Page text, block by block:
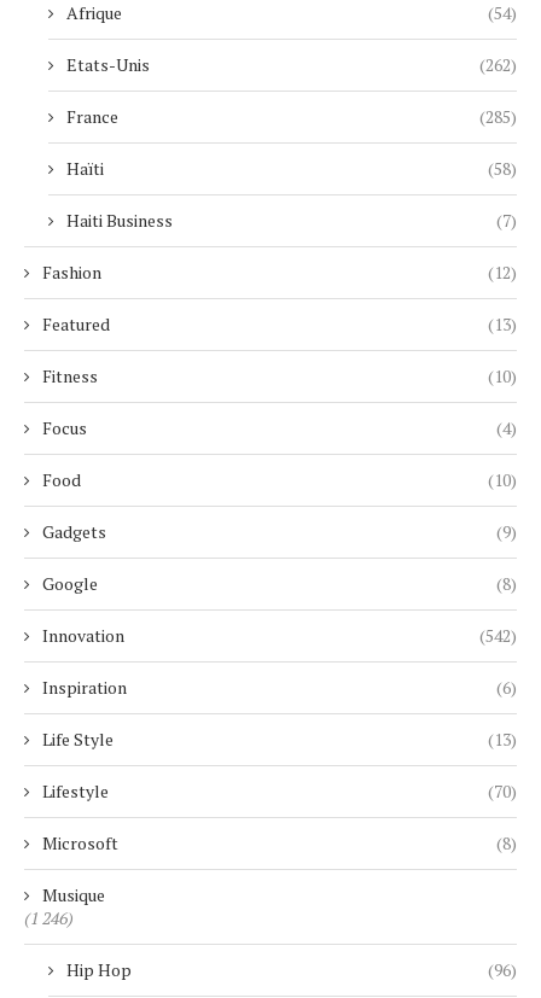
Afrique (54)
Etats-Unis (262)
France (285)
Haïti (58)
Haiti Business (7)
Fashion (12)
Featured (13)
Fitness (10)
Focus (4)
Food (10)
Gadgets (9)
Google (8)
Innovation (542)
Inspiration (6)
Life Style (13)
Lifestyle (70)
Microsoft (8)
Musique
(1 246)
Hip Hop (96)